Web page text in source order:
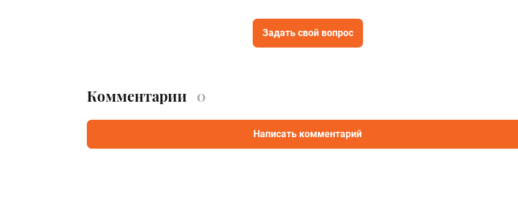
Задать свой вопрос
Комментарии 0
Написать комментарий